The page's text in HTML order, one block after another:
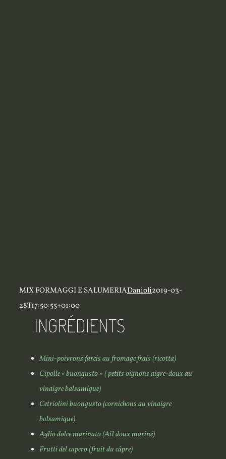
MIX FORMAGGI E SALUMERIADanioli2019-03-
28T17:50:55+01:00
INGRÉDIENTS
Mini-poivrons farcis au fromage frais (ricotta)
Cipolle « buongusto » ( petits oignons aigre-doux au
vinaigre balsamique)
Cetriolini buongusto (cornichons au vinaigre
balsamique)
Aglio dolce marinato (Ail doux mariné)
Frutti del capero (fruit du câpre)